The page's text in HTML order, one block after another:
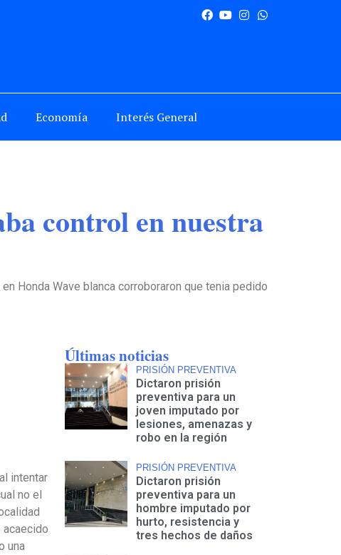
Economía Interés General
control en nuestra
Honda Wave blanca corroboraron que tenia pedido
intentar
no el
una
Últimas noticias
PRISIÓN PREVENTIVA
Dictaron prisión
preventiva para un
joven imputado por
lesiones, amenazas y
robo en la región
PRISIÓN PREVENTIVA
Dictaron prisión
preventiva para un
hombre imputado por
hurto, resistencia y
tres hechos de daños